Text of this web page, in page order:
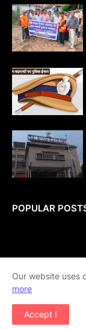
POPULAR
Home
Our website uses
more
Accept !